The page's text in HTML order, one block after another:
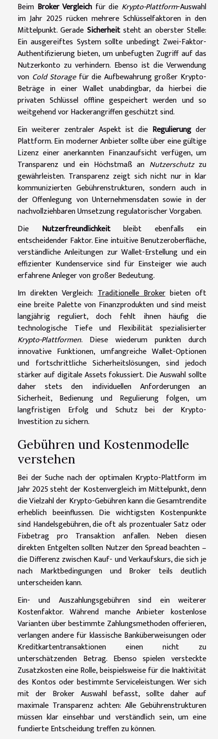
Beim Broker Vergleich für die Krypto-Plattform-Auswahl
im Jahr 2025 rücken mehrere Schlüsselfaktoren in den
Mittelpunkt. Gerade Sicherheitsteht an oberster Stelle:
Ein ausgereiftes System sollte unbedingt Zwei-Faktor-
Authentifizierung bieten, um unbefugten Zugriff auf das
Nutzerkonto zu verhindern. Ebenso ist die Verwendung
von Cold Storagefür die Aufbewahrung großer Krypto-
Beträge in einer Wallet unabdingbar, da hierbei die
privaten Schlüssel offline gespeichert werden und so
weitgehend vor Hackerangriffen geschützt sind.
Ein weiterer zentraler Aspekt ist die Regulierung der
Plattform. Ein moderner Anbieter sollte über eine gültige
Lizenz einer anerkannten Finanzaufsicht verfügen, um
Transparenz und ein Höchstmaß an Nutzerschutzzu
gewährleisten. Transparenz zeigt sich nicht nur in klar
kommunizierten Gebührenstrukturen, sondern auch in
der Offenlegung von Unternehmensdaten sowie in der
nachvollziehbaren Umsetzung regulatorischer Vorgaben.
Die Nutzerfreundlichkeitbleibt ebenfalls ein
entscheidender Faktor. Eine intuitive Benutzeroberfläche,
verständliche Anleitungen zur Wallet-Erstellung und ein
effizienter Kundenservice sind für Einsteiger wie auch
erfahrene Anleger von großer Bedeutung.
Im direkten Vergleich:Traditionelle Brokerbieten oft
eine breite Palette von Finanzprodukten und sind meist
langjährig reguliert, doch fehlt ihnen häufig die
technologische Tiefe und Flexibilität spezialisierter
Krypto-Plattformen. Diese wiederum punkten durch
innovative Funktionen, umfangreiche Wallet-Optionen
und fortschrittliche Sicherheitslösungen, sind jedoch
stärker auf digitale Assets fokussiert. Die Auswahl sollte
daher stets den individuellen Anforderungen an
Sicherheit, Bedienung und Regulierung folgen, um
langfristigen Erfolg und Schutz bei der Krypto-
Investition zu sichern.
Gebühren und Kostenmodelle
verstehen
Bei der Suche nach der optimalen Krypto-Plattform im
Jahr 2025 steht der Kostenvergleich im Mittelpunkt, denn
die Vielzahl der Krypto-Gebühren kann die Gesamtrendite
erheblich beeinflussen. Die wichtigsten Kostenpunkte
sind Handelsgebühren, die oft als prozentualer Satz oder
Fixbetrag pro Transaktion anfallen. Neben diesen
direkten Entgelten sollten Nutzer den Spread beachten –
die Differenz zwischen Kauf- und Verkaufskurs, die sich je
nach Marktbedingungen und Broker teils deutlich
unterscheiden kann.
Ein- und Auszahlungsgebühren sind ein weiterer
Kostenfaktor. Während manche Anbieter kostenlose
Varianten über bestimmte Zahlungsmethoden offerieren,
verlangen andere für klassische Banküberweisungen oder
Kreditkartentransaktionen einen nicht zu
unterschätzenden Betrag. Ebenso spielen versteckte
Zusatzkosten eine Rolle, beispielsweise für die Inaktivität
des Kontos oder bestimmte Serviceleistungen. Wer sich
mit der Broker Auswahl befasst, sollte daher auf
maximale Transparenz achten: Alle Gebührenstrukturen
müssen klar einsehbar und verständlich sein, um eine
fundierte Entscheidung treffen zu können.